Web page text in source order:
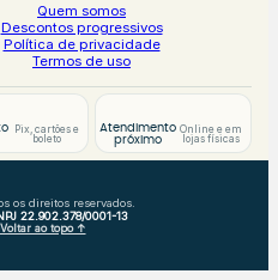
Quem somos
Descontos progressivos
Política de privacidade
Termos de uso
Pix, cartões e
boleto
Atendimento
próximo
Online e em
lojas físicas
os direitos reservados.
22.902.378/0001-13
Voltar ao topo ↑